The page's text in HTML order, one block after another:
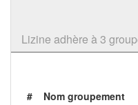
Lizine adhère à 3
# Nom groupement